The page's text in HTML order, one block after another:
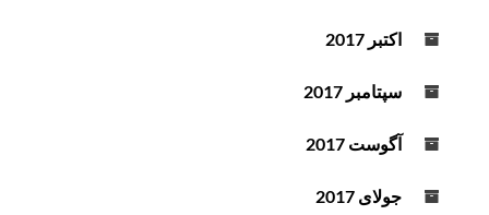
اکتبر 2017
سپتامبر 2017
آگوست 2017
جولای 2017